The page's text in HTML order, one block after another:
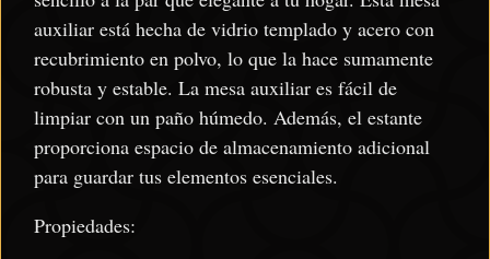
auxiliar está hecha de vidrio templado y acero con
recubrimiento en polvo, lo que la hace sumamente
robusta y estable. La mesa auxiliar es fácil de
limpiar con un paño húmedo. Además, el estante
proporciona espacio de almacenamiento adicional
para guardar tus elementos esenciales.
Propiedades: